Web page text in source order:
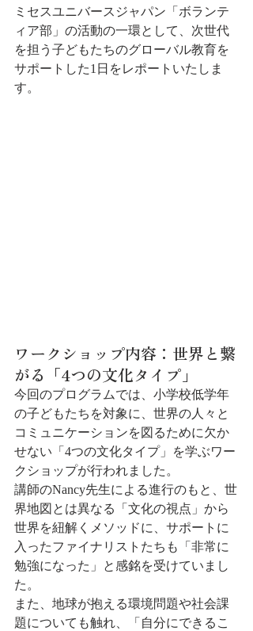
ミセスユニバースジャパン「ボランテ
ィア部」の活動の一環として、次世代
を担う子どもたちのグローバル教育を
サポートした1日をレポートいたしま
す。
ワークショップ内容：世界と繋
がる「4つの文化タイプ」
今回のプログラムでは、小学校低学年
の子どもたちを対象に、世界の人々と
コミュニケーションを図るために欠か
せない「4つの文化タイプ」を学ぶワー
クショップが行われました。
講師のNancy先生による進行のもと、世
界地図とは異なる「文化の視点」から
世界を紐解くメソッドに、サポートに
入ったファイナリストたちも「非常に
勉強になった」と感銘を受けていまし
た。
また、地球が抱える環境問題や社会課
題についても触れ、「自分にできるこ